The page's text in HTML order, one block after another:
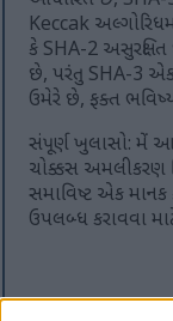
Keccak
કે SHA-2
છે, પરંતુ SHA-3 એક
ઉમેરે છે, ફક્ત
સંપૂર્ણ ખુલાસો: મેં આ
ચોક્કસ અમલીકરણ
સમાવિષ્ટ એક
ઉપલબ્ધ કરાવવા